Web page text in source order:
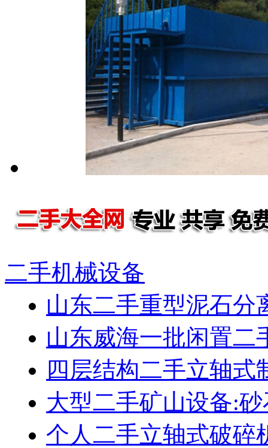
二手机械设备
山东二手重型泥石分
山东威海一批闲置二
四层结构二手立轴式
大型二手矿山设备:
个人二手立轴式破碎